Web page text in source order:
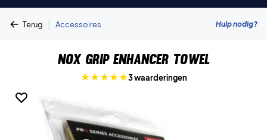
Terug | Accessoires Hulp nodig?
Nox Grip Enhancer Towel
3 waarderingen